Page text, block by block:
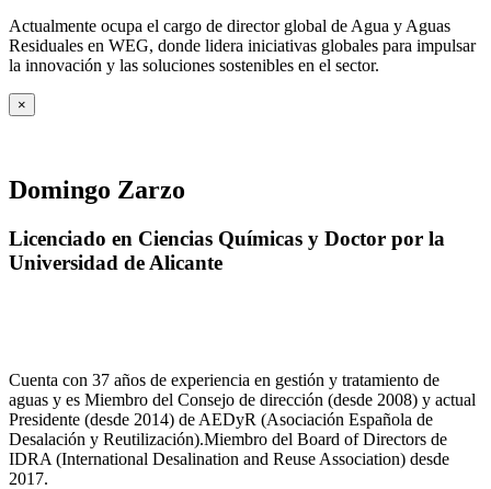
Actualmente ocupa el cargo de director global de Agua y Aguas
Residuales en WEG, donde lidera iniciativas globales para impulsar
la innovación y las soluciones sostenibles en el sector.
×
Domingo Zarzo
Licenciado en Ciencias Químicas y Doctor por la
Universidad de Alicante
Cuenta con 37 años de experiencia en gestión y tratamiento de
aguas y es Miembro del Consejo de dirección (desde 2008) y actual
Presidente (desde 2014) de AEDyR (Asociación Española de
Desalación y Reutilización).Miembro del Board of Directors de
IDRA (International Desalination and Reuse Association) desde
2017.